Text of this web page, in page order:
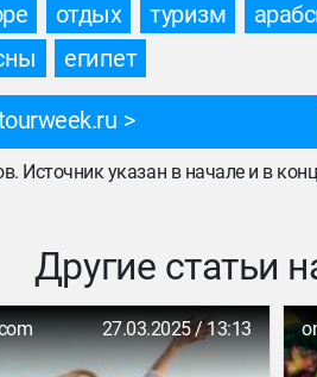
отдых туризм
египет
Источник указан в начале и в
Другие статьи
27.03.2025 / 13:13